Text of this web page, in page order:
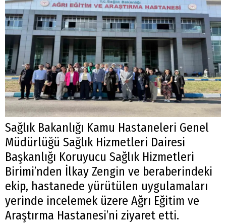
Sağlık Bakanlığı Kamu Hastaneleri Genel
Müdürlüğü Sağlık Hizmetleri Dairesi
Başkanlığı Koruyucu Sağlık Hizmetleri
Birimi’nden İlkay Zengin ve beraberindeki
ekip, hastanede yürütülen uygulamaları
yerinde incelemek üzere Ağrı Eğitim ve
Araştırma Hastanesi’ni ziyaret etti.